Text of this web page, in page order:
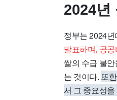
2024년
정부는 2024
발표하며, 공
쌀의 수급 불
는 것이다. 또
서 그 중요성을